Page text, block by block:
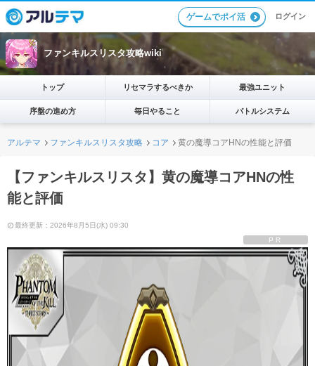
ゲームでポイ活 ログイン
ファンキルスリスタ攻略wiki
トップ リセマラするべきか 最強ユニット
序盤の進め方 毎日やること バトルシステム
アルテマ ファンキルスリスタ攻略 コア 黄の魔導コアHNの性能と評価
【ファンキルスリスタ】黄の魔導コアHNの性
能と評価
最終更新：2026年8月5日(水) 09:30
PR